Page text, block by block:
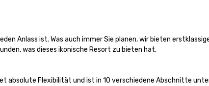
Anlass ist. Was auch immer Sie planen, wir bieten
was dieses ikonische Resort zu bieten hat.
absolute Flexibilität und ist in 10 verschiedene Abschnitte